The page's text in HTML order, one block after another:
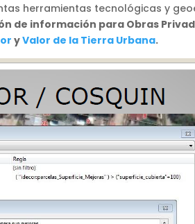
herramientas tecnológicas y
de información para Obras
yValor de la Tierra Urbana.